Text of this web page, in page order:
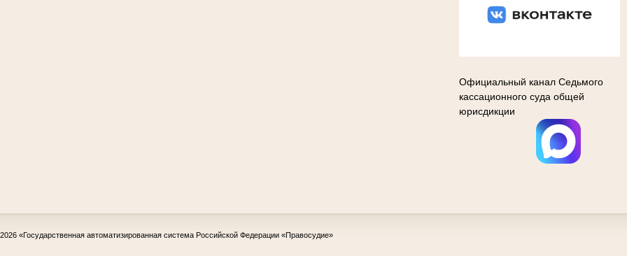
Официальный канал Седьмого
кассационного суда общей
юрисдикции
«Государственная автоматизированная система Российской Федерации «Правосудие»